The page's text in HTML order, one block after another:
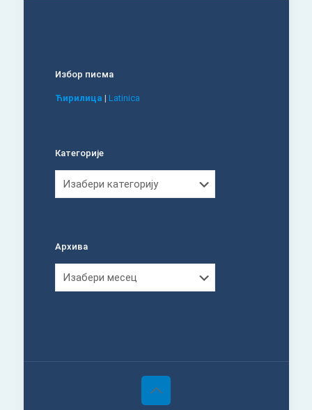
Избор писма
Ћирилица | Latinica
Категорије
Архива